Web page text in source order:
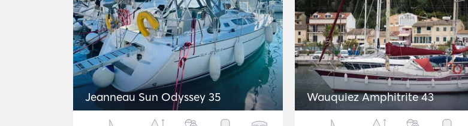
Jeanneau Sun Odyssey 35 Wauquiez Amphitrite 43